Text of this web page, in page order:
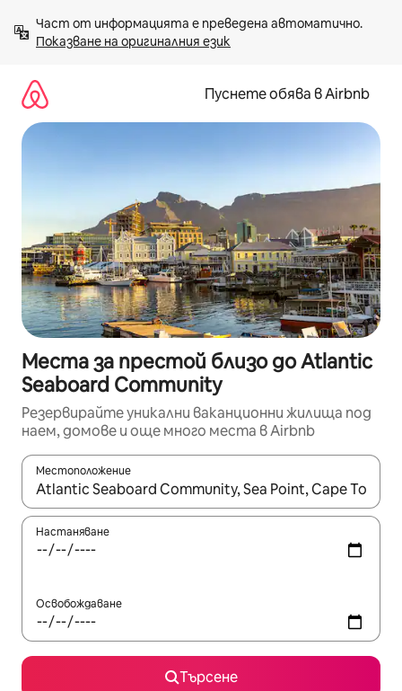
към
съдържанието
Показване на оригиналния език
Пуснете обява в Airbnb
Места за престой близо до Atlantic
Seaboard Community
Резервирайте уникални ваканционни жилища под
наем, домове и още много места в Airbnb
Местоположение
Когато резултатите се покажат, използвайте
Настаняване
Освобождаване
Търсене